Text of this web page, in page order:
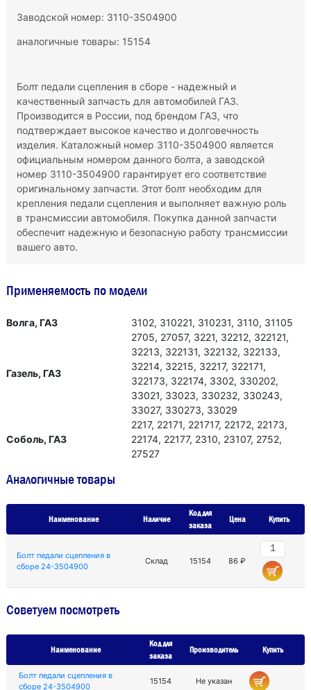
Заводской номер: 3110-3504900
аналогичные товары: 15154
Болт педали сцепления в сборе - надежный и
качественный запчасть для автомобилей ГАЗ.
Производится в России, под брендом ГАЗ, что
подтверждает высокое качество и долговечность
изделия. Каталожный номер 3110-3504900 является
официальным номером данного болта, а заводской
номер 3110-3504900 гарантирует его соответствие
оригинальному запчасти. Этот болт необходим для
крепления педали сцепления и выполняет важную роль
в трансмиссии автомобиля. Покупка данной запчасти
обеспечит надежную и безопасную работу трансмиссии
вашего авто.
Применяемость по модели
Волга, ГАЗ 3102, 310221, 310231, 3110, 31105
Газель, ГАЗ
2705, 27057, 3221, 32212, 322121,
32213, 322131, 322132, 322133,
32214, 32215, 32217, 322171,
322173, 322174, 3302, 330202,
33021, 33023, 330232, 330243,
33027, 330273, 33029
Соболь, ГАЗ
2217, 22171, 221717, 22172, 22173,
22174, 22177, 2310, 23107, 2752,
27527
Аналогичные товары
Наименование Наличие
Код для
заказа
Цена Купить
Болт педали сцепления в
сборе 24-3504900
Склад 15154 86 ₽
Советуем посмотреть
Наименование
Код для
заказа
Производитель Купить
Болт педали сцепления в
сборе 24-3504900
15154 Не указан